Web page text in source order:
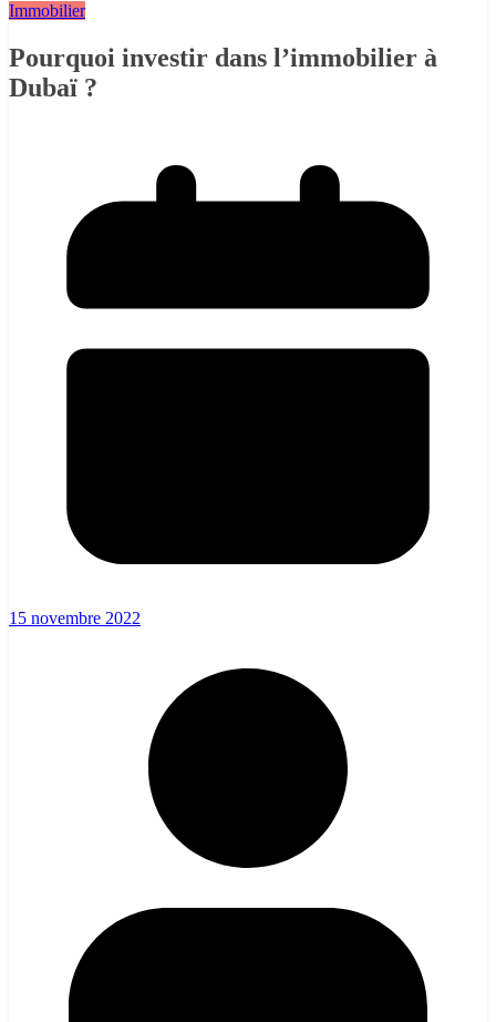
Immobilier
Pourquoi investir dans l’immobilier à
Dubaï ?
15 novembre 2022